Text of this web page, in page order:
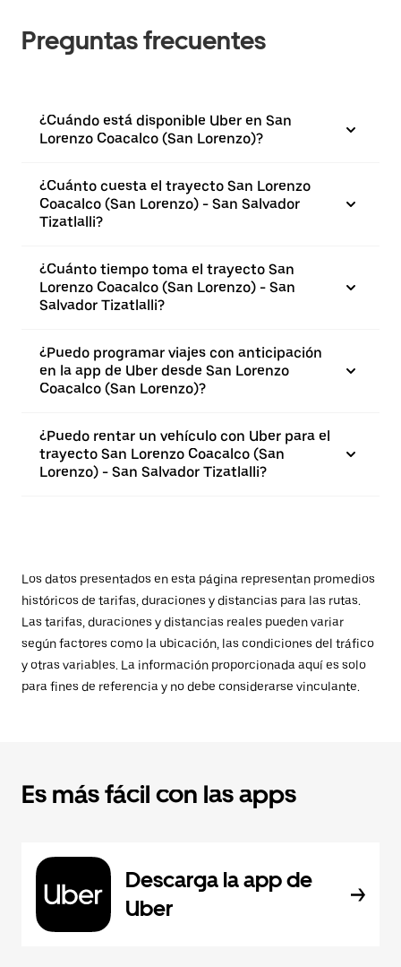
Preguntas frecuentes
¿Cuándo está disponible Uber en San
Lorenzo Coacalco (San Lorenzo)?
¿Cuánto cuesta el trayecto San Lorenzo
Coacalco (San Lorenzo) - San Salvador
Tizatlalli?
¿Cuánto tiempo toma el trayecto San
Lorenzo Coacalco (San Lorenzo) - San
Salvador Tizatlalli?
¿Puedo programar viajes con anticipación
en la app de Uber desde San Lorenzo
Coacalco (San Lorenzo)?
¿Puedo rentar un vehículo con Uber para el
trayecto San Lorenzo Coacalco (San
Lorenzo) - San Salvador Tizatlalli?
Los datos presentados en esta página representan promedios
históricos de tarifas, duraciones y distancias para las rutas.
Las tarifas, duraciones y distancias reales pueden variar
según factores como la ubicación, las condiciones del tráfico
y otras variables. La información proporcionada aquí es solo
para fines de referencia y no debe considerarse vinculante.
Es más fácil con las apps
Descarga la app de
Uber